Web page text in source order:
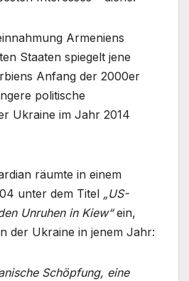
Armeniens
Staaten spiegelt jene
Anfang der 2000er
politische
Ukraine im Jahr 2014
räumte in einem
unter dem Titel „US-
Unruhen in Kiew“ein,
der Ukraine in jenem Jahr:
Schöpfung, eine